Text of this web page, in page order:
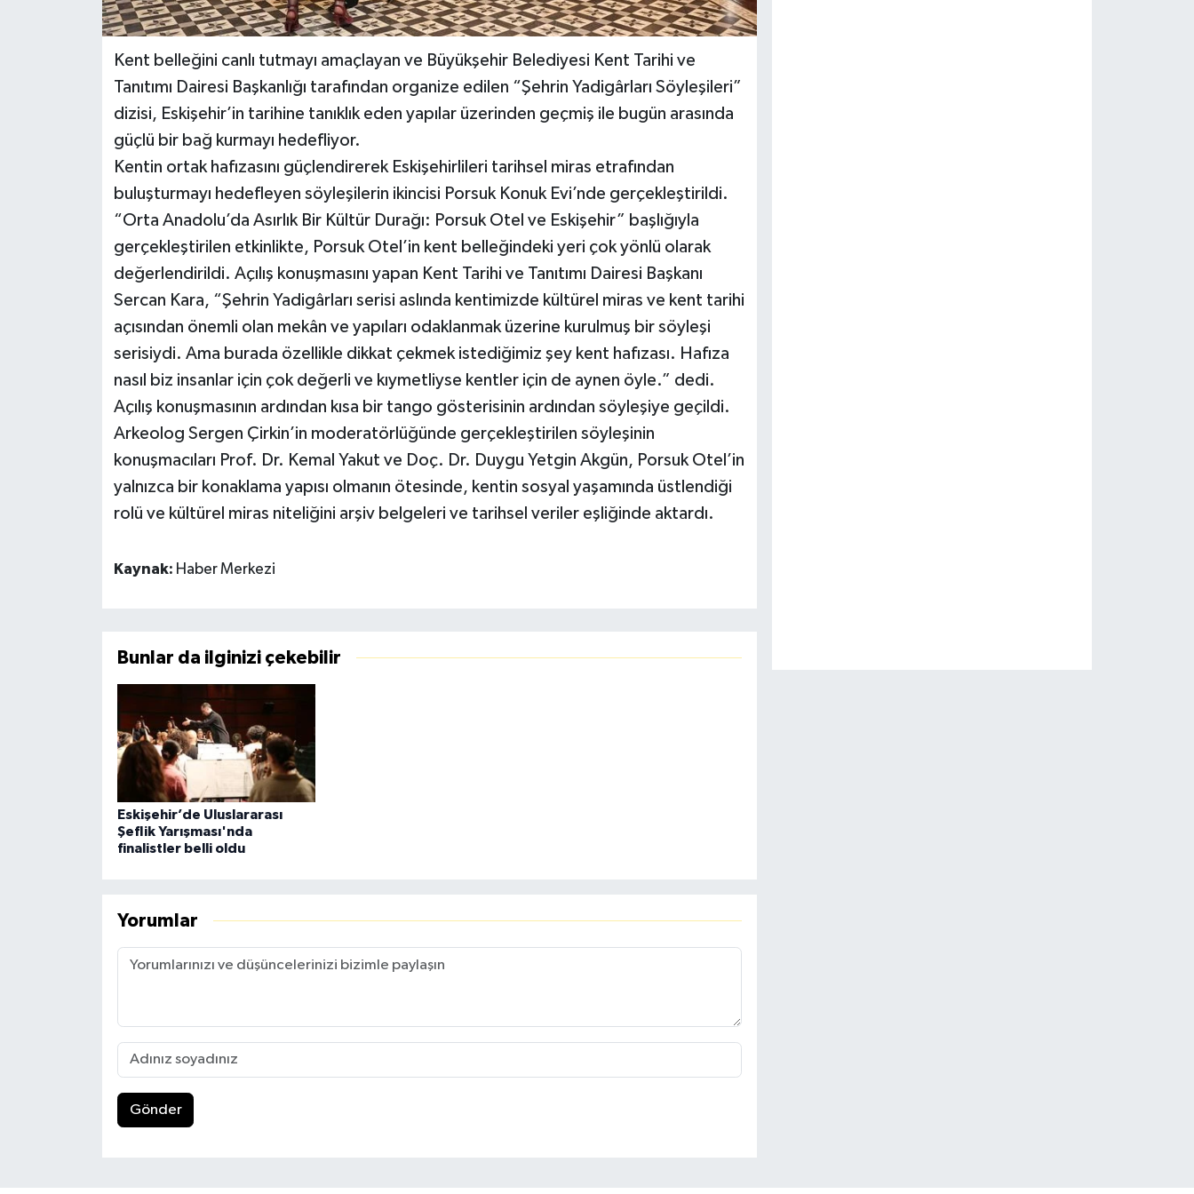
Kent belleğini canlı tutmayı amaçlayan ve Büyükşehir Belediyesi Kent Tarihi ve
Tanıtımı Dairesi Başkanlığı tarafından organize edilen “Şehrin Yadigârları Söyleşileri”
dizisi, Eskişehir’in tarihine tanıklık eden yapılar üzerinden geçmiş ile bugün arasında
güçlü bir bağ kurmayı hedefliyor.
Kentin ortak hafızasını güçlendirerek Eskişehirlileri tarihsel miras etrafından
buluşturmayı hedefleyen söyleşilerin ikincisi Porsuk Konuk Evi’nde gerçekleştirildi.
“Orta Anadolu’da Asırlık Bir Kültür Durağı: Porsuk Otel ve Eskişehir” başlığıyla
gerçekleştirilen etkinlikte, Porsuk Otel’in kent belleğindeki yeri çok yönlü olarak
değerlendirildi. Açılış konuşmasını yapan Kent Tarihi ve Tanıtımı Dairesi Başkanı
Sercan Kara, “Şehrin Yadigârları serisi aslında kentimizde kültürel miras ve kent tarihi
açısından önemli olan mekân ve yapıları odaklanmak üzerine kurulmuş bir söyleşi
serisiydi. Ama burada özellikle dikkat çekmek istediğimiz şey kent hafızası. Hafıza
nasıl biz insanlar için çok değerli ve kıymetliyse kentler için de aynen öyle.” dedi.
Açılış konuşmasının ardından kısa bir tango gösterisinin ardından söyleşiye geçildi.
Arkeolog Sergen Çirkin’in moderatörlüğünde gerçekleştirilen söyleşinin
konuşmacıları Prof. Dr. Kemal Yakut ve Doç. Dr. Duygu Yetgin Akgün, Porsuk Otel’in
yalnızca bir konaklama yapısı olmanın ötesinde, kentin sosyal yaşamında üstlendiği
rolü ve kültürel miras niteliğini arşiv belgeleri ve tarihsel veriler eşliğinde aktardı.
Kaynak: Haber Merkezi
Bunlar da ilginizi çekebilir
Eskişehir’de Uluslararası
Şeflik Yarışması'nda
finalistler belli oldu
Yorumlar
Gönder